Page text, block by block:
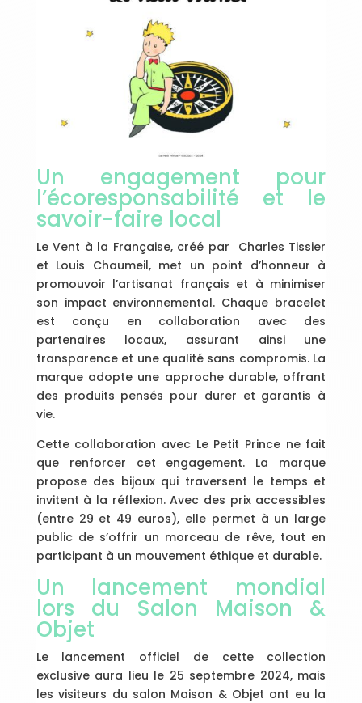
Un engagement pour
l’écoresponsabilité et le
savoir-faire local
Le Vent à la Française, créé par Charles Tissier
et Louis Chaumeil, met un point d’honneur à
promouvoir l’artisanat français et à minimiser
son impact environnemental. Chaque bracelet
est conçu en collaboration avec des
partenaires locaux, assurant ainsi une
transparence et une qualité sans compromis. La
marque adopte une approche durable, offrant
des produits pensés pour durer et garantis à
vie.
Cette collaboration avec Le Petit Prince ne fait
que renforcer cet engagement. La marque
propose des bijoux qui traversent le temps et
invitent à la réflexion. Avec des prix accessibles
(entre 29 et 49 euros), elle permet à un large
public de s’offrir un morceau de rêve, tout en
participant à un mouvement éthique et durable.
Un lancement mondial
lors du Salon Maison &
Objet
Le lancement officiel de cette collection
exclusive aura lieu le 25 septembre 2024, mais
les visiteurs du salon Maison & Objet ont eu la